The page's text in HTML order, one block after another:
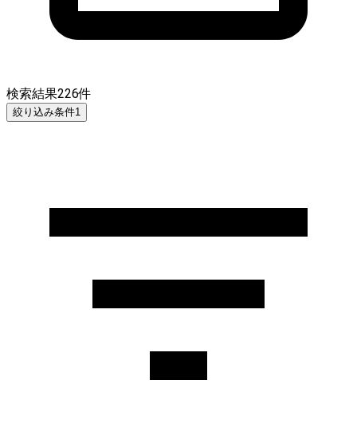
検索結果226件
絞り込み条件1